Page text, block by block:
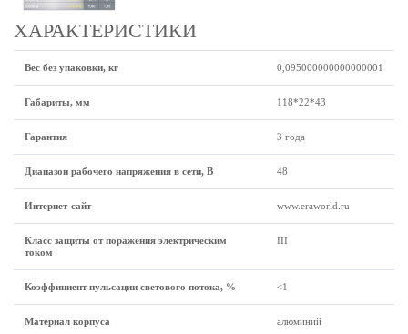
ХАРАКТЕРИСТИКИ
Вес без упаковки, кг 0,095000000000000001
Габариты, мм 118*22*43
Гарантия 3 года
Диапазон рабочего напряжения в сети, В 48
Интернет-сайт www.eraworld.ru
Класс защиты от поражения электрическим
током
III
Коэффициент пульсации светового потока, % <1
Материал корпуса алюминий